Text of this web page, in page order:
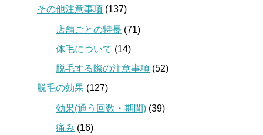
その他注意事項 (137)
店舗ごとの特長 (71)
体毛について (14)
脱毛する際の注意事項 (52)
脱毛の効果 (127)
効果(通う回数・期間) (39)
痛み (16)